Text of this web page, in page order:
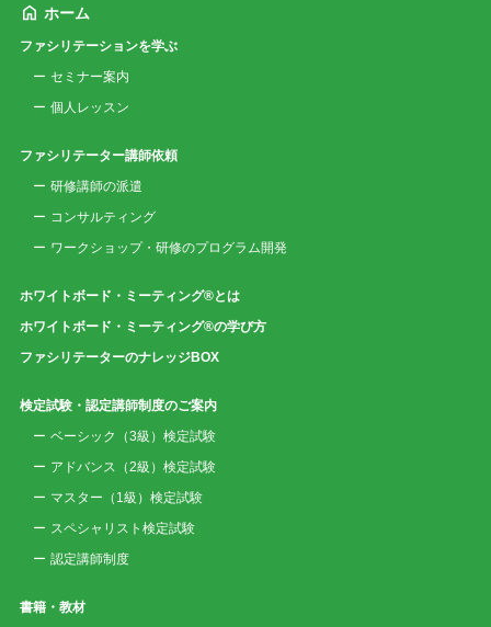
ホーム
ファシリテーションを学ぶ
セミナー案内
個人レッスン
ファシリテーター講師依頼
研修講師の派遣
コンサルティング
ワークショップ・研修のプログラム開発
ホワイトボード・ミーティング®とは
ホワイトボード・ミーティング®の学び方
ファシリテーターのナレッジBOX
検定試験・認定講師制度のご案内
ベーシック（3級）検定試験
アドバンス（2級）検定試験
マスター（1級）検定試験
スペシャリスト検定試験
認定講師制度
書籍・教材